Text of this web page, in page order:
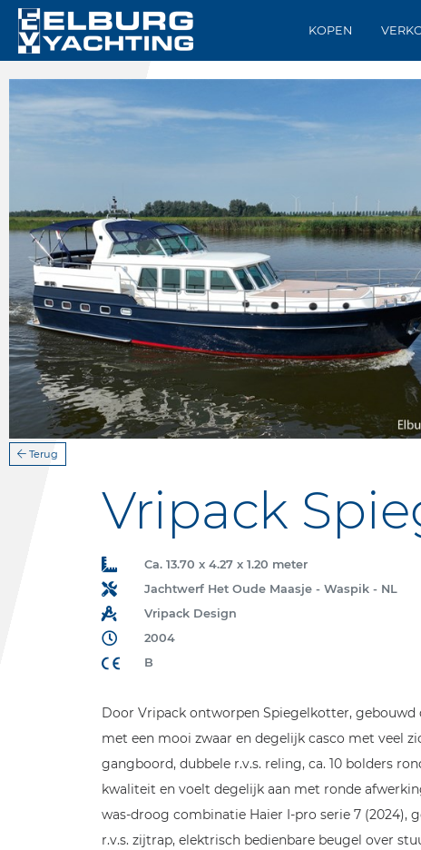
KOPEN
Terug
Vripack
Ca. 13.70 x 4.27 x 1.20 meter
Jachtwerf Het Oude Maasje - Waspik - NL
Vripack Design
2004
B
Door Vripack ontworpen Spiegelkotter, gebouwd
met een mooi zwaar en degelijk casco met veel
gangboord, dubbele r.v.s. reling, ca. 10 bolders
kwaliteit en voelt degelijk aan met ronde
was-droog combinatie Haier I-pro serie 7 (2024),
r.v.s. zijtrap, elektrisch bedienbare beugel over